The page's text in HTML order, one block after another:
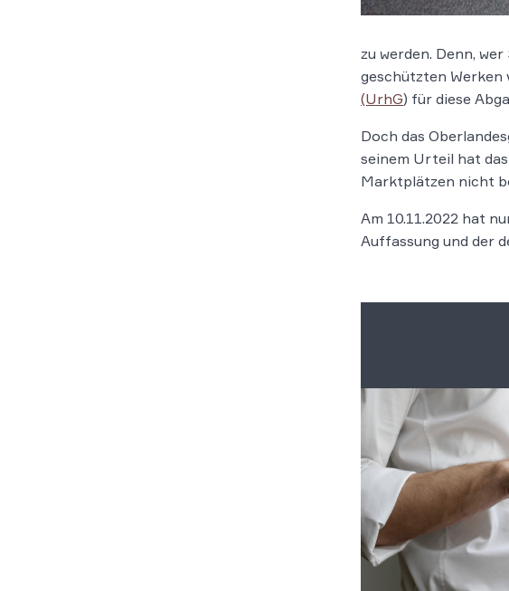
zu werden. Denn,
geschützten Werken
(UrhG) für diese
Doch das
seinem Urteil hat
Marktplätzen nicht
Am 10.11.2022 hat
Auffassung und der